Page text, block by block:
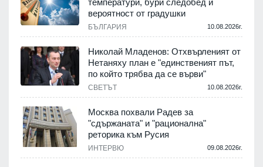
температури, бури следобед и
вероятност от градушки
БЪЛГАРИЯ 10.08.2026г.
Николай Младенов: Отхвърленият от
Нетаняху план е "единственият път,
по който трябва да се върви"
СВЕТЪТ 10.08.2026г.
Москва похвали Радев за
"сдържаната" и "рационална"
реторика към Русия
ИНТЕРВЮ 09.08.2026г.